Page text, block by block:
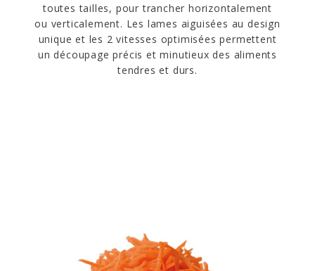
toutes tailles, pour trancher horizontalement
ou verticalement. Les lames aiguisées au design
unique et les 2 vitesses optimisées permettent
un découpage précis et minutieux des aliments
tendres et durs.